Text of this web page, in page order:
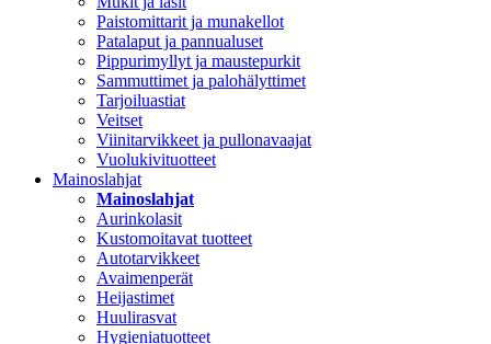
Paistomittarit ja munakellot
Patalaput ja pannualuset
Pippurimyllyt ja maustepurkit
Sammuttimet ja palohälyttimet
Tarjoiluastiat
Veitset
Viinitarvikkeet ja pullonavaajat
Vuolukivituotteet
Mainoslahjat
Mainoslahjat
Aurinkolasit
Kustomoitavat tuotteet
Autotarvikkeet
Avaimenperät
Heijastimet
Huulirasvat
Hygieniatuotteet